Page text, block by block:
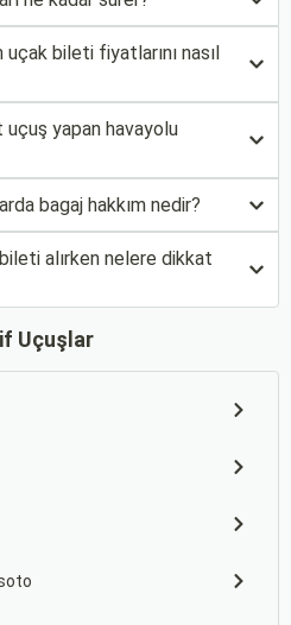
bileti fiyatlarını nasıl
yapan havayolu
bagaj hakkım nedir?
alırken nelere dikkat
Uçuşlar